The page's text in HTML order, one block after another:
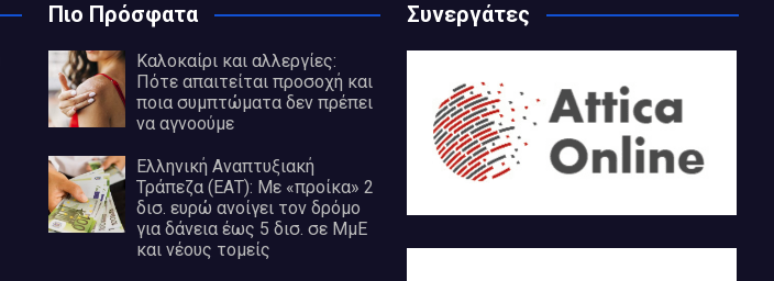
Πιο Πρόσφατα
Καλοκαίρι και αλλεργίες:
Πότε απαιτείται προσοχή και
ποια συμπτώματα δεν πρέπει
να αγνοούμε
Ελληνική Αναπτυξιακή
Τράπεζα (ΕΑΤ): Με «προίκα» 2
δισ. ευρώ ανοίγει τον δρόμο
για δάνεια έως 5 δισ. σε ΜμΕ
και νέους τομείς
Συνεργάτες